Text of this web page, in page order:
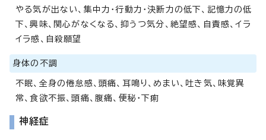
やる気が出ない、集中力・行動力・決断力の低下、記憶力の低
下、興味、関心がなくなる、抑うつ気分、絶望感、自責感、イラ
イラ感、自殺願望
身体の不調
不眠、全身の倦怠感、頭痛、耳鳴り、めまい、吐き気、味覚異
常、食欲不振、頭痛、腹痛、便秘・下痢
神経症